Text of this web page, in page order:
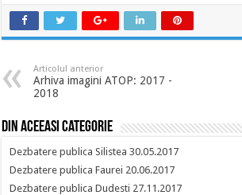
Articolul anterior
Arhiva imagini ATOP: 2017 -
2018
Din aceeasi categorie
Dezbatere publica Silistea 30.05.2017
Dezbatere publica Faurei 20.06.2017
Dezbatere publica Dudesti 27.11.2017